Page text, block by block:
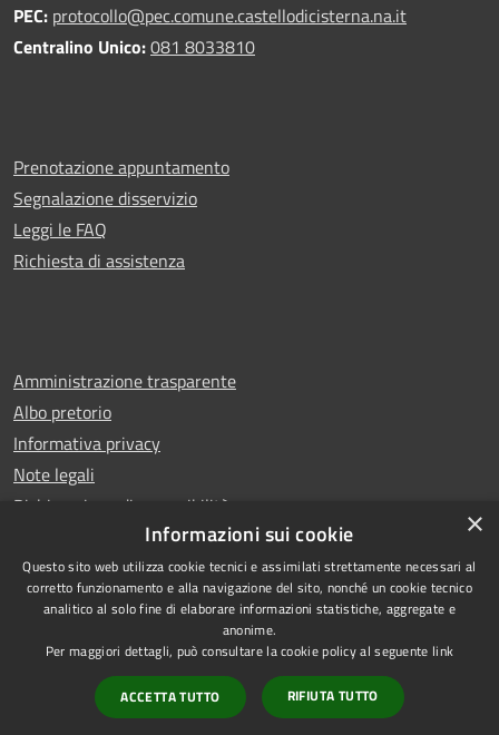
PEC: protocollo@pec.comune.castellodicisterna.na.it
Centralino Unico:081 8033810
Prenotazione appuntamento
Segnalazione disservizio
Leggi le FAQ
Richiesta di assistenza
Amministrazione trasparente
Albo pretorio
Informativa privacy
Note legali
Dichiarazione di accessibilità
RSS
Accessibilità
Copyright © 2026 • Comune di
Castello di Cisterna • Powered
byMunicipium•
redazione
×
Informazioni sui cookie
Questo sito web utilizza cookie tecnici e assimilati strettamente necessari al
corretto funzionamento e alla navigazione del sito, nonché un cookie tecnico
analitico al solo fine di elaborare informazioni statistiche, aggregate e
anonime.
Per maggiori dettagli, può consultare la cookie policy al seguente link
ACCETTA TUTTO RIFIUTA TUTTO